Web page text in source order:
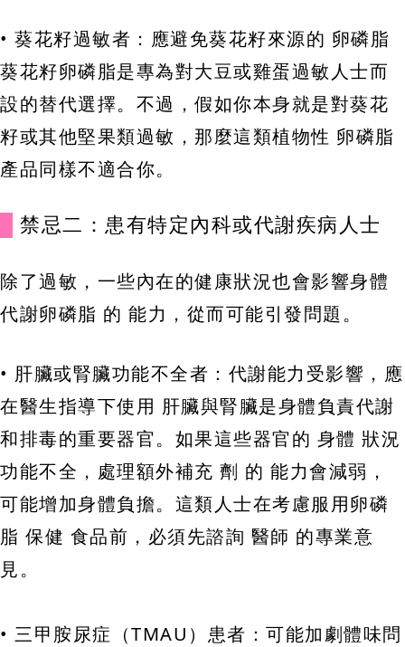
• 葵花籽過敏者：應避免葵花籽來源的 卵磷脂
葵花籽卵磷脂是專為對大豆或雞蛋過敏人士而
設的替代選擇。不過，假如你本身就是對葵花
籽或其他堅果類過敏，那麼這類植物性 卵磷脂
產品同樣不適合你。
禁忌二：患有特定內科或代謝疾病人士
除了過敏，一些內在的健康狀況也會影響身體
代謝卵磷脂 的 能力，從而可能引發問題。
• 肝臟或腎臟功能不全者：代謝能力受影響，應
在醫生指導下使用 肝臟與腎臟是身體負責代謝
和排毒的重要器官。如果這些器官的 身體 狀況
功能不全，處理額外補充 劑 的 能力會減弱，
可能增加身體負擔。這類人士在考慮服用卵磷
脂 保健 食品前，必須先諮詢 醫師 的專業意
見。
• 三甲胺尿症（TMAU）患者：可能加劇體味問